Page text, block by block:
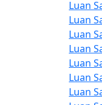
Luan
Luan
Luan
Luan
Luan
Luan
Luan